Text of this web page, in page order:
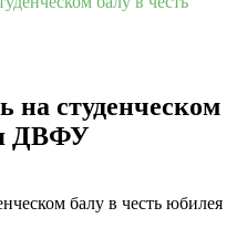
транспорте: как
незаконных сбросов в
кудо и семафорная азбука:
07.07.2026
15.03.2026
15.03.2026
на студенческом
ДВФУ